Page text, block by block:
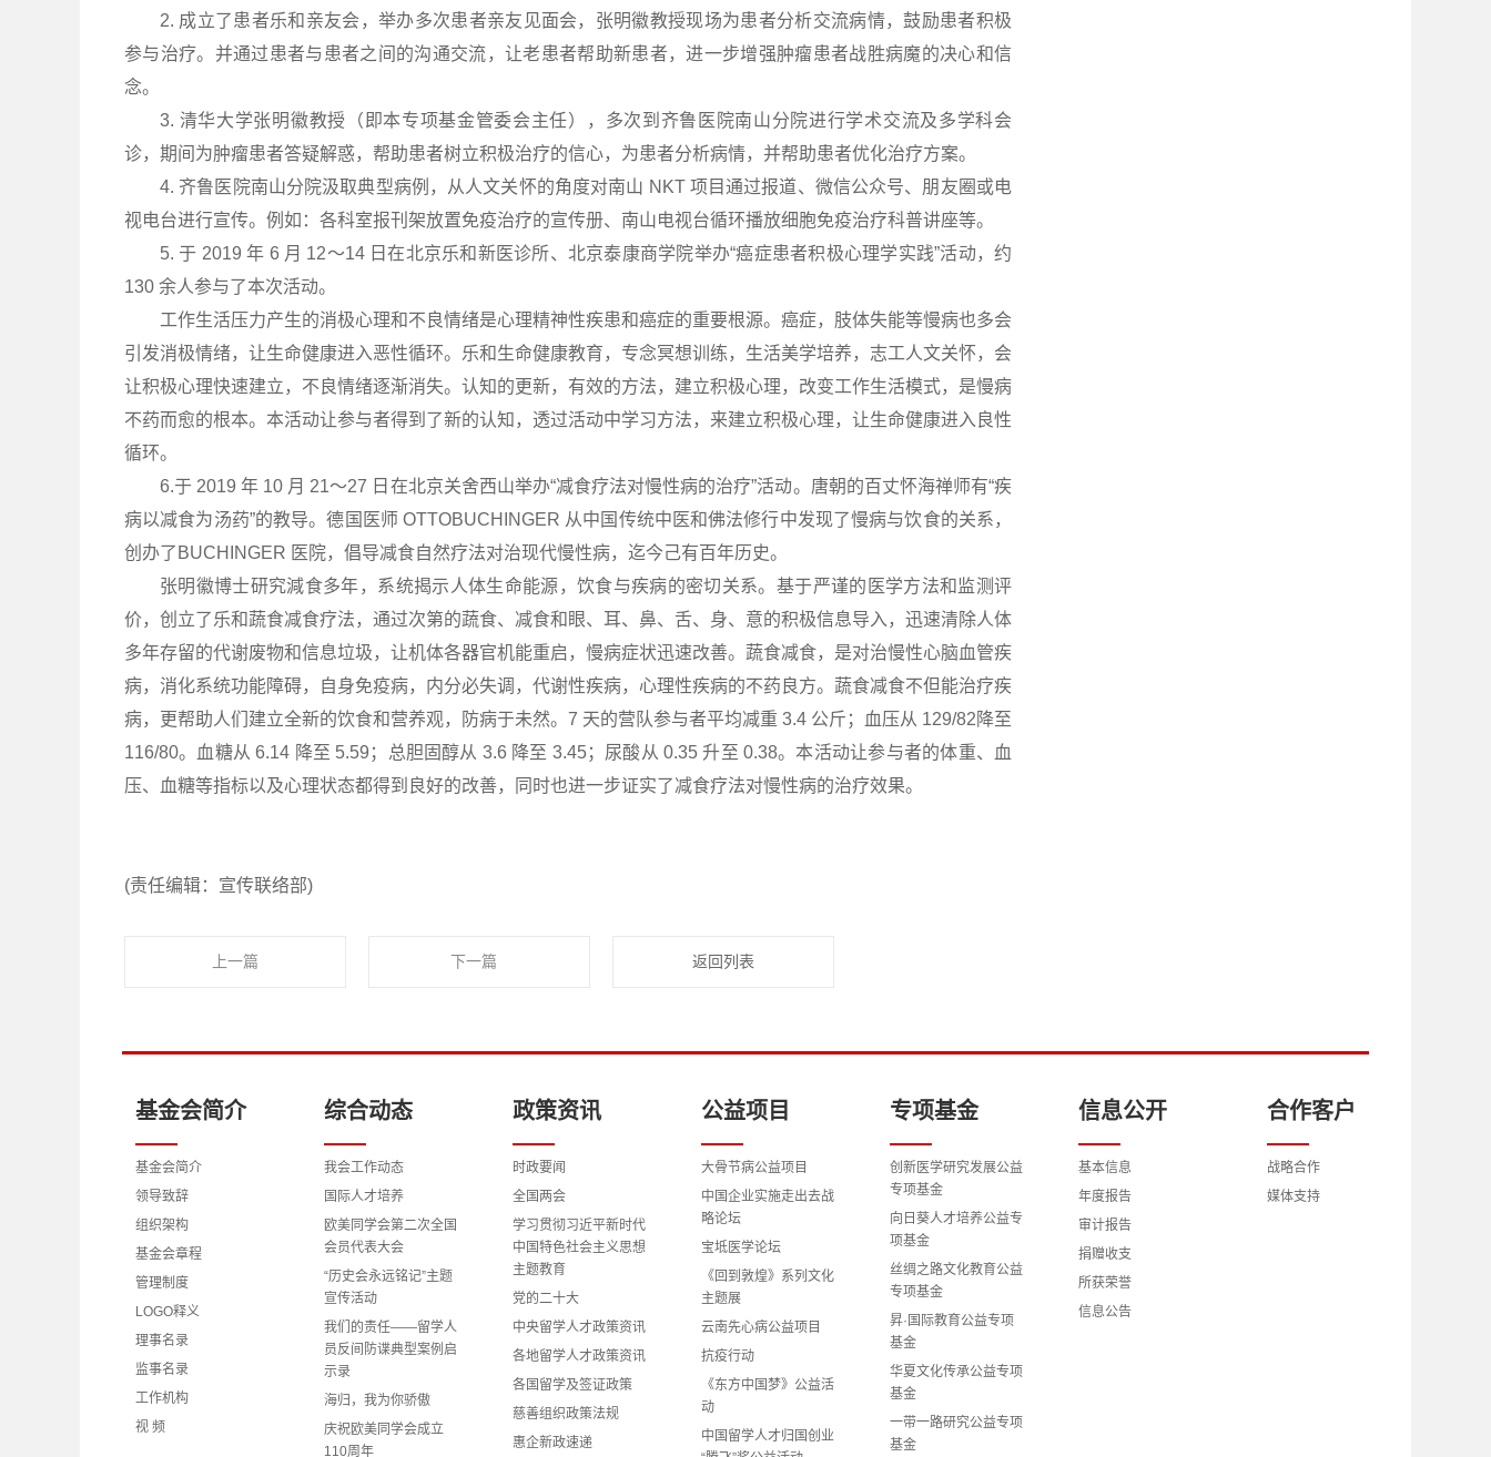
2. 成立了患者乐和亲友会，举办多次患者亲友见面会，张明徽教授现场为患者分析交流病情，鼓励患者积极
参与治疗。并通过患者与患者之间的沟通交流，让老患者帮助新患者，进一步增强肿瘤患者战胜病魔的决心和信
念。
3. 清华大学张明徽教授（即本专项基金管委会主任），多次到齐鲁医院南山分院进行学术交流及多学科会
诊，期间为肿瘤患者答疑解惑，帮助患者树立积极治疗的信心，为患者分析病情，并帮助患者优化治疗方案。
4. 齐鲁医院南山分院汲取典型病例，从人文关怀的角度对南山 NKT 项目通过报道、微信公众号、朋友圈或电
视电台进行宣传。例如：各科室报刊架放置免疫治疗的宣传册、南山电视台循环播放细胞免疫治疗科普讲座等。
5. 于 2019 年 6 月 12～14 日在北京乐和新医诊所、北京泰康商学院举办“癌症患者积极心理学实践”活动，约
130 余人参与了本次活动。
工作生活压力产生的消极心理和不良情绪是心理精神性疾患和癌症的重要根源。癌症，肢体失能等慢病也多会
引发消极情绪，让生命健康进入恶性循环。乐和生命健康教育，专念冥想训练，生活美学培养，志工人文关怀，会
让积极心理快速建立，不良情绪逐渐消失。认知的更新，有效的方法，建立积极心理，改变工作生活模式，是慢病
不药而愈的根本。本活动让参与者得到了新的认知，透过活动中学习方法，来建立积极心理，让生命健康进入良性
循环。
6.于 2019 年 10 月 21～27 日在北京关舍西山举办“减食疗法对慢性病的治疗”活动。唐朝的百丈怀海禅师有“疾
病以减食为汤药”的教导。德国医师 OTTOBUCHINGER 从中国传统中医和佛法修行中发现了慢病与饮食的关系，
创办了BUCHINGER 医院，倡导减食自然疗法对治现代慢性病，迄今己有百年历史。
张明徽博士研究減食多年，系统揭示人体生命能源，饮食与疾病的密切关系。基于严谨的医学方法和监测评
价，创立了乐和蔬食减食疗法，通过次第的蔬食、减食和眼、耳、鼻、舌、身、意的积极信息导入，迅速清除人体
多年存留的代谢废物和信息垃圾，让机体各器官机能重启，慢病症状迅速改善。蔬食减食，是对治慢性心脑血管疾
病，消化系统功能障碍，自身免疫病，内分必失调，代谢性疾病，心理性疾病的不药良方。蔬食减食不但能治疗疾
病，更帮助人们建立全新的饮食和营养观，防病于未然。7 天的营队参与者平均减重 3.4 公斤；血压从 129/82降至
116/80。血糖从 6.14 降至 5.59；总胆固醇从 3.6 降至 3.45；尿酸从 0.35 升至 0.38。本活动让参与者的体重、血
压、血糖等指标以及心理状态都得到良好的改善，同时也进一步证实了减食疗法对慢性病的治疗效果。
(责任编辑：宣传联络部)
上一篇 下一篇 返回列表
基金会简介
基金会简介
领导致辞
组织架构
基金会章程
管理制度
LOGO释义
理事名录
监事名录
工作机构
视 频
综合动态
我会工作动态
国际人才培养
欧美同学会第二次全国
会员代表大会
“历史会永远铭记”主题
宣传活动
我们的责任——留学人
员反间防谍典型案例启
示录
海归，我为你骄傲
庆祝欧美同学会成立
110周年
政策资讯
时政要闻
全国两会
学习贯彻习近平新时代
中国特色社会主义思想
主题教育
党的二十大
中央留学人才政策资讯
各地留学人才政策资讯
各国留学及签证政策
慈善组织政策法规
惠企新政速递
公益项目
大骨节病公益项目
中国企业实施走出去战
略论坛
宝坻医学论坛
《回到敦煌》系列文化
主题展
云南先心病公益项目
抗疫行动
《东方中国梦》公益活
动
中国留学人才归国创业
专项基金
创新医学研究发展公益
专项基金
向日葵人才培养公益专
项基金
丝绸之路文化教育公益
专项基金
昇·国际教育公益专项
基金
华夏文化传承公益专项
基金
一带一路研究公益专项
基金
信息公开
基本信息
年度报告
审计报告
捐赠收支
所获荣誉
信息公告
合作客户
战略合作
媒体支持